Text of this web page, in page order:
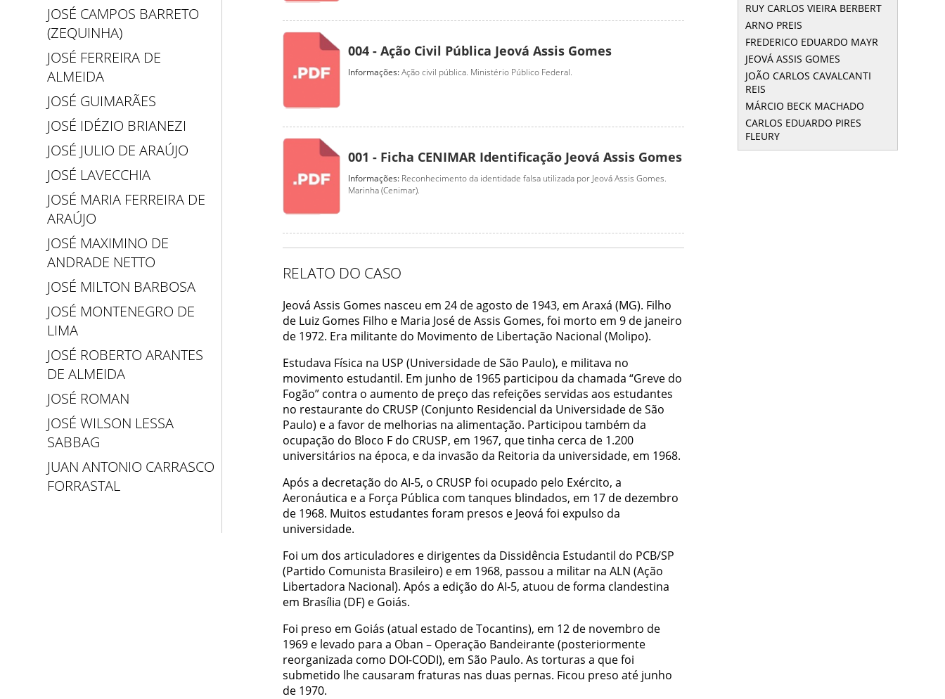
JOSÉ CAMPOS BARRETO
(ZEQUINHA)
JOSÉ FERREIRA DE
ALMEIDA
JOSÉ GUIMARÃES
JOSÉ IDÉZIO BRIANEZI
JOSÉ JULIO DE ARAÚJO
JOSÉ LAVECCHIA
JOSÉ MARIA FERREIRA DE
ARAÚJO
JOSÉ MAXIMINO DE
ANDRADE NETTO
JOSÉ MILTON BARBOSA
JOSÉ MONTENEGRO DE
LIMA
JOSÉ ROBERTO ARANTES
DE ALMEIDA
JOSÉ ROMAN
JOSÉ WILSON LESSA
SABBAG
JUAN ANTONIO CARRASCO
FORRASTAL
004 - Ação Civil Pública Jeová Assis Gomes
Informações:Ação civil pública. Ministério Público Federal.
001 - Ficha CENIMAR Identificação Jeová Assis Gomes
Informações: Reconhecimento da identidade falsa utilizada por Jeová Assis Gomes.
Marinha (Cenimar).
RELATO DO CASO
Jeová Assis Gomes nasceu em 24 de agosto de 1943, em Araxá (MG). Filho
de Luiz Gomes Filho e Maria José de Assis Gomes, foi morto em 9 de janeiro
de 1972. Era militante do Movimento de Libertação Nacional (Molipo).
Estudava Física na USP (Universidade de São Paulo), e militava no
movimento estudantil. Em junho de 1965 participou da chamada “Greve do
Fogão” contra o aumento de preço das refeições servidas aos estudantes
no restaurante do CRUSP (Conjunto Residencial da Universidade de São
Paulo) e a favor de melhorias na alimentação. Participou também da
ocupação do Bloco F do CRUSP, em 1967, que tinha cerca de 1.200
universitários na época, e da invasão da Reitoria da universidade, em 1968.
Após a decretação do AI-5, o CRUSP foi ocupado pelo Exército, a
Aeronáutica e a Força Pública com tanques blindados, em 17 de dezembro
de 1968. Muitos estudantes foram presos e Jeová foi expulso da
universidade.
Foi um dos articuladores e dirigentes da Dissidência Estudantil do PCB/SP
(Partido Comunista Brasileiro) e em 1968, passou a militar na ALN (Ação
Libertadora Nacional). Após a edição do AI-5, atuou de forma clandestina
em Brasília (DF) e Goiás.
Foi preso em Goiás (atual estado de Tocantins), em 12 de novembro de
1969 e levado para a Oban – Operação Bandeirante (posteriormente
reorganizada como DOI-CODI), em São Paulo. As torturas a que foi
submetido lhe causaram fraturas nas duas pernas. Ficou preso até junho
de 1970.
RUY CARLOS VIEIRA BERBERT
ARNO PREIS
FREDERICO EDUARDO MAYR
JEOVÁ ASSIS GOMES
JOÃO CARLOS CAVALCANTI
REIS
MÁRCIO BECK MACHADO
CARLOS EDUARDO PIRES
FLEURY